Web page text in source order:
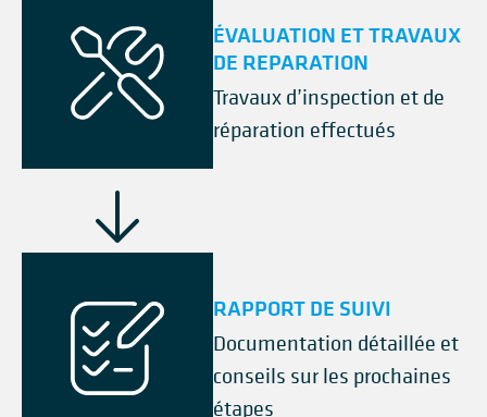
ÉVALUATION ET TRAVAUX
DE REPARATION
Travaux d’inspection et de
réparation effectués
RAPPORT DE SUIVI
Documentation détaillée et
conseils sur les prochaines
étapes